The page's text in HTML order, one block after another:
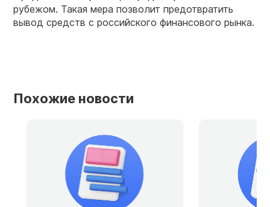
рубежом. Такая мера позволит предотвратить
вывод средств с российского финансового рынка.
Похожие новости